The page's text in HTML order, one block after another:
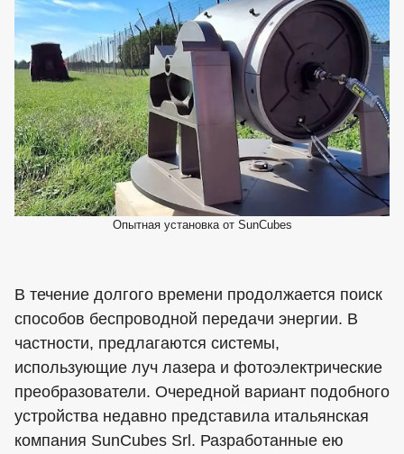
Опытная установка от SunCubes
В течение долгого времени продолжается поиск
способов беспроводной передачи энергии. В
частности, предлагаются системы,
использующие луч лазера и фотоэлектрические
преобразователи. Очередной вариант подобного
устройства недавно представила итальянская
компания SunCubes Srl. Разработанные ею